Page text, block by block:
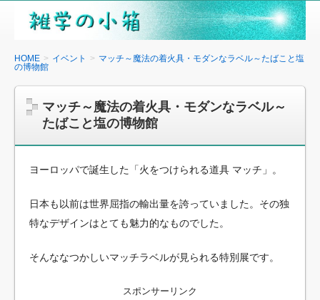
雑
の
箱
HOME イベント
マッチ～魔法の着火具・モダンなラベル～たばこと塩
の博物館
マッチ～魔法の着火具・モダンなラベル～
たばこと塩の博物館
ヨーロッパで誕生した「火をつけられる道具 マッチ」。
日本も以前は世界屈指の輸出量を誇っていました。その独
特なデザインはとても魅力的なものでした。
そんななつかしいマッチラベルが見られる特別展です。
スポンサーリンク